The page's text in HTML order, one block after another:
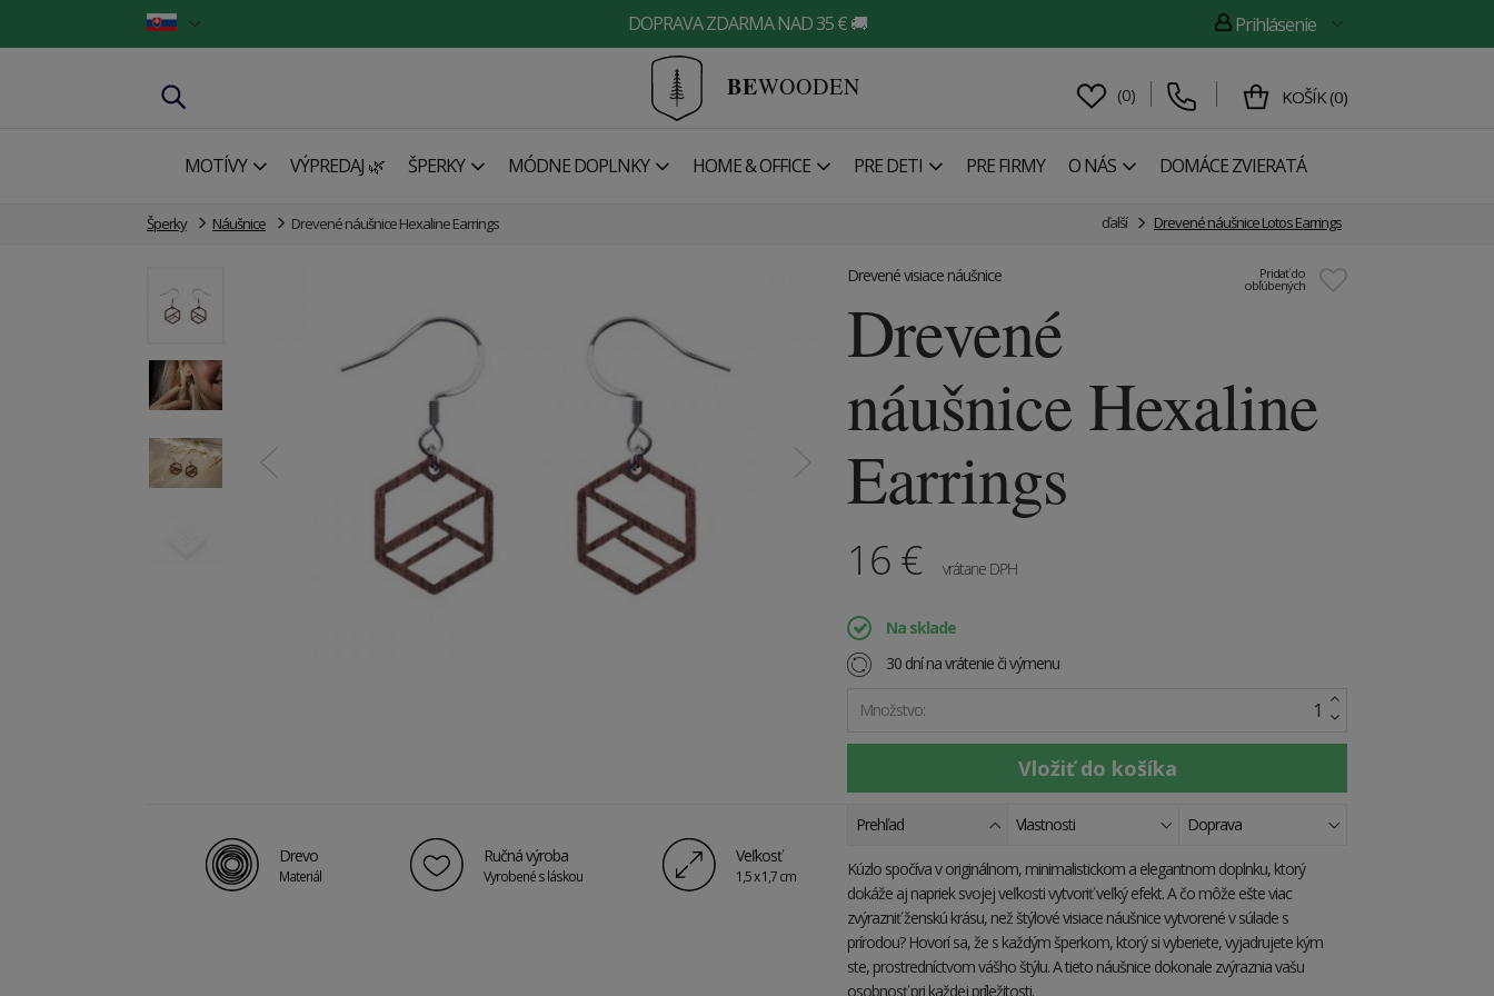
DOPRAVA ZDARMA NAD 35 € 🚚 Prihlásenie
BEWOODEN (0) KOŠÍK (0)
MOTÍVY VÝPREDAJ 🌿 ŠPERKY MÓDNE DOPLNKY HOME & OFFICE PRE DETI PRE FIRMY O NÁS DOMÁCE ZVIERATÁ
Šperky Náušnice Drevené náušnice Hexaline Earrings ďalší Drevené náušnice Lotos Earrings
Pridať do
obľúbených
Drevené visiace náušnice
Drevené
náušnice Hexaline
Earrings
16 € vrátane DPH
Na sklade
30 dní na vrátenie či výmenu
Množstvo:
Drevo
Materiál
Ručná výroba
Vyrobené s láskou
Veľkosť
1,5 x 1,7 cm
Prehľad Vlastnosti Doprava
Kúzlo spočíva v originálnom, minimalistickom a elegantnom doplnku, ktorý
dokáže aj napriek svojej veľkosti vytvoriť veľký efekt. A čo môže ešte viac
zvýrazniť ženskú krásu, než štýlové visiace náušnice vytvorené v súlade s
prírodou? Hovorí sa, že s každým šperkom, ktorý si vyberiete, vyjadrujete kým
ste, prostredníctvom vášho štýlu. A tieto náušnice dokonale zvýraznia vašu
osobnosť pri každej príležitosti.